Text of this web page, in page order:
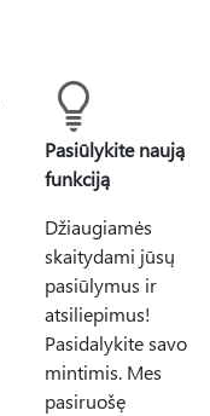
Pasiūlykite naują
funkciją
Džiaugiamės
skaitydami jūsų
pasiūlymus ir
atsiliepimus!
Pasidalykite savo
mintimis. Mes
pasiruošę